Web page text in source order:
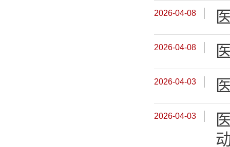
2026-04-08
2026-04-08
2026-04-03
2026-04-03